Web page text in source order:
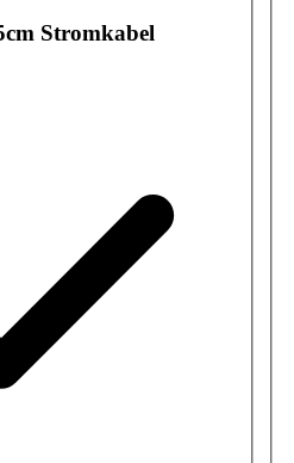
Stromkabel